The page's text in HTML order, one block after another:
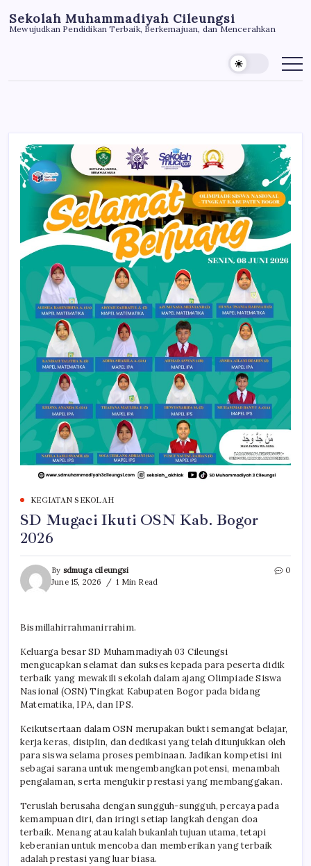
toSekolah Muhammadiyah Cileungsi
Mewujudkan Pendidikan Terbaik, Berkemajuan, dan Mencerahkan
KEGIATAN SEKOLAH
SD Mugaci Ikuti OSN Kab. Bogor
2026
By sdmuga cileungsi
June 15, 2026
1 Min Read
0
Bismillahirrahmanirrahim.
Keluarga besar SD Muhammadiyah 03 Cileungsi
mengucapkan selamat dan sukses kepada para peserta didik
terbaik yang mewakili sekolah dalam ajang Olimpiade Siswa
Nasional (OSN) Tingkat Kabupaten Bogor pada bidang
Matematika, IPA, dan IPS.
Keikutsertaan dalam OSN merupakan bukti semangat belajar,
kerja keras, disiplin, dan dedikasi yang telah ditunjukkan oleh
para siswa selama proses pembinaan. Jadikan kompetisi ini
sebagai sarana untuk mengembangkan potensi, menambah
pengalaman, serta mengukir prestasi yang membanggakan.
Teruslah berusaha dengan sungguh-sungguh, percaya pada
kemampuan diri, dan iringi setiap langkah dengan doa
terbaik. Menang atau kalah bukanlah tujuan utama, tetapi
keberanian untuk mencoba dan memberikan yang terbaik
adalah prestasi yang luar biasa.